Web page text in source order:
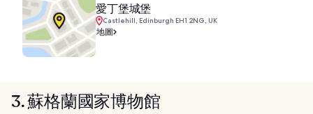
愛丁堡城堡
Castlehill, Edinburgh EH1 2NG, UK
地圖
3. 蘇格蘭國家博物館